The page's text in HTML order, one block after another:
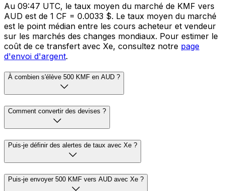
Au 09:47 UTC, le taux moyen du marché de KMF vers
AUD est de 1 CF = 0.0033 $. Le taux moyen du marché
est le point médian entre les cours acheteur et vendeur
sur les marchés des changes mondiaux. Pour estimer le
coût de ce transfert avec Xe, consultez notre page
d'envoi d'argent.
À combien s'élève 500 KMF en AUD ?
Comment convertir des devises ?
Puis-je définir des alertes de taux avec Xe ?
Puis-je envoyer 500 KMF vers AUD avec Xe ?